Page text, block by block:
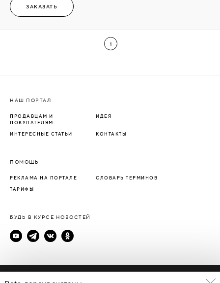
ЗАКАЗАТЬ
1
НАШ ПОРТАЛ
ПРОДАВЦАМ И
ПОКУПАТЕЛЯМ
ИДЕЯ
ИНТЕРЕСНЫЕ СТАТЬИ КОНТАКТЫ
ПОМОЩЬ
РЕКЛАМА НА ПОРТАЛЕ СЛОВАРЬ ТЕРМИНОВ
ТАРИФЫ
БУДЬ В КУРСЕ НОВОСТЕЙ
Политика конфиденциальности